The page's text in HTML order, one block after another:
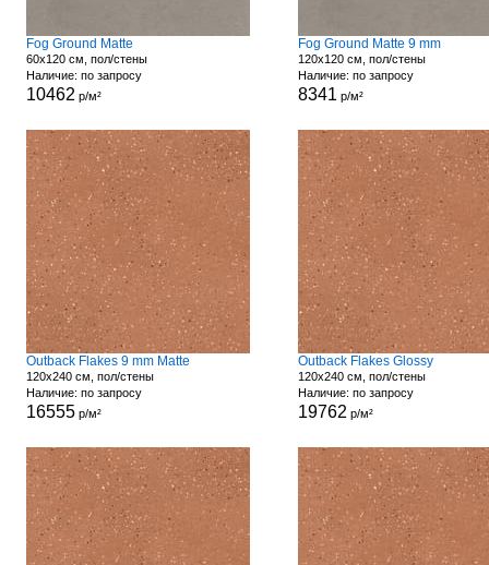
Fog Ground Matte
60x120 см, пол/стены
Наличие: по запросу
10462 р/м²
Fog Ground Matte 9 mm
120x120 см, пол/стены
Наличие: по запросу
8341 р/м²
Outback Flakes 9 mm Matte
120x240 см, пол/стены
Наличие: по запросу
16555р/м²
Outback Flakes Glossy
120x240 см, пол/стены
Наличие: по запросу
19762 р/м²